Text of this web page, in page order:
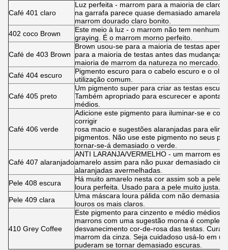
Café 401 claro
Luz perfeita - marrom para a maioria de claro
na garrafa parece quase demasiado amarela,
marrom dourado claro bonito.
402 coco Brown
Este meio à luz - o marrom não tem nenhuma
graying. É o marrom morno perfeito.
Café de 403 Brown
Brown usou-se para a maioria de testas
para a maioria de testas antes das mudanças
maioria de marrom da natureza no mercado.
Café 404 escuro
Pigmento escuro para o cabelo escuro e o
utilização comum.
Café 405 preto
Um pigmento super para criar as testas
Também apropriado para escurecer e apontar
médios.
Café 406 verde
Adicione este pigmento para iluminar-se e
corrigir
rosa macio e sugestões alaranjadas para
pigmentos. Não use este pigmento no seus
tornar-se-á demasiado o verde.
Café 407 alaranjado
ANTI LARANJA/VERMELHO - um marrom
amarelo assim para não puxar demasiado
alaranjadas avermelhadas.
Pele 408 escura
Há muito amarelo nesta cor assim sob a pele
loura perfeita. Usado para a pele muito justa.
Pele 409 clara
Uma máscara loura pálida com não
louros os mais claros.
410 Grey Coffee
Este pigmento para cinzento e médio médios
marrons com uma sugestão morna é
desvanecimento cor-de-rosa das testas. Cura
marrom da cinza. Seja cuidadoso usá-lo em
puderam se tornar demasiado escuras.